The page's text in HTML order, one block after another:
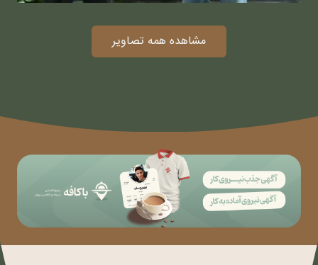
مشاهده همه تصاویر